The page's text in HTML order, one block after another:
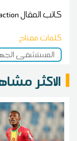
كاتب المقال
كلمات مفتاح
المستشفى
الاكثر